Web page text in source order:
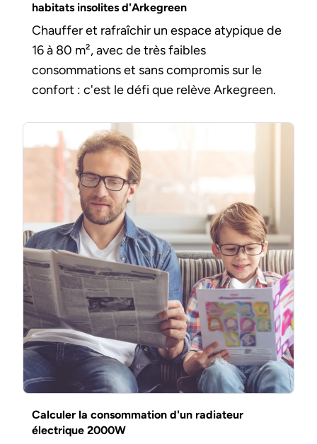
habitats insolites d'Arkegreen
Chauffer et rafraîchir un espace atypique de
16 à 80 m², avec de très faibles
consommations et sans compromis sur le
confort : c'est le défi que relève Arkegreen.
Calculer la consommation d'un radiateur
électrique 2000W